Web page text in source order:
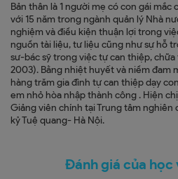
Bản thân là 1 người mẹ có con gái
với 15 năm trong ngành quản lý Nhà
nghiệm và điều kiện thuận lợi trong
nguồn tài liệu, tư liệu cũng như sự hỗ
sư-bác sỹ trong việc tự can thiệp,
2003). Bằng nhiệt huyết và niềm đam
hàng trăm gia đình tự can thiệp dạy
em nhỏ hòa nhập thành công . Hiện
Giảng viên chính tại Trung tâm nghiên
kỷ Tuệ quang- Hà Nội.
Đánh giá của học